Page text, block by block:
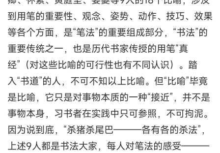
到用笔的重要性、观念、姿势、动作、技巧、效果
等各个方面，是“笔法”的重要组成部分，“书法”的
重要传统之一，也是历代书家传授的用笔“真
经”（对这些比喻的可行性也有不同认识）。踏
入“书道”的人，不可不知以上比喻。但“比喻”毕竟
是比喻，它只是对事物本质的一种“接近”，并不是
事物本身，习书者在实践中只可参照，不可拘泥。
因为说到底，“杀猪杀尾巴———各有各的杀法”，
上述9人都是书法大家，每人对笔法的感受———